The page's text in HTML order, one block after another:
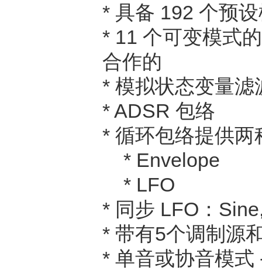
* 具备 192 个预
* 11 个可变模式
合作的
* 模拟状态变量
* ADSR 包络
* 循环包络提供两
* Envelope
* LFO
* 同步 LFO：
* 带有5个调制源
* 单音或协音模式